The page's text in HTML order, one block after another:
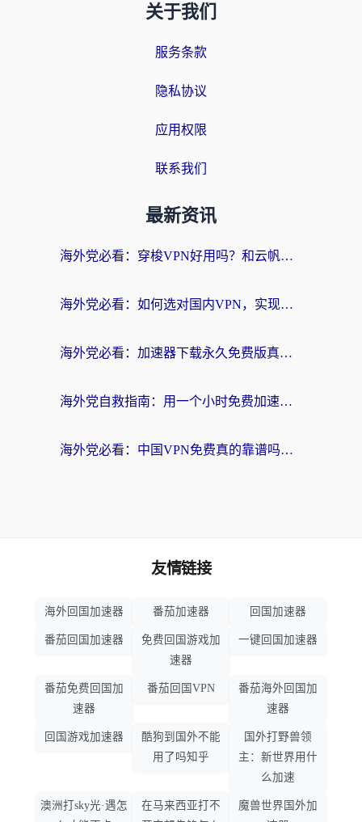
关于我们
服务条款
隐私协议
应用权限
联系我们
最新资讯
海外党必看：穿梭VPN好用吗？和云帆VPN对比哪个回国效果更好？附真实测评+避坑指南
海外党必看：如何选对国内VPN，实现无缝访问国内资源？
海外党必看：加速器下载永久免费版真的存在吗？教你无缝访问国内资源的正确姿势
海外党自救指南：用一个小时免费加速器，轻松打破国内资源访问壁垒？
海外党必看：中国VPN免费真的靠谱吗？手把手教你选对回国加速器
友情链接
海外回国加速器 番茄加速器 回国加速器
番茄回国加速器
免费回国游戏加
速器
一键回国加速器
番茄免费回国加
速器
番茄回国VPN
番茄海外回国加
速器
回国游戏加速器
酷狗到国外不能
用了吗知乎
国外打野兽领
主：新世界用什
么加速
澳洲打sky光·遇怎
在马来西亚打不
魔兽世界国外加